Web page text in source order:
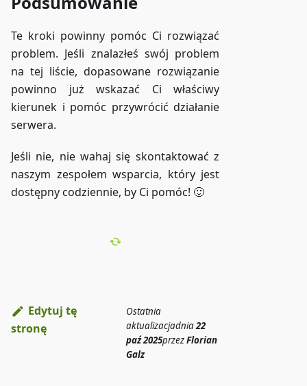
Te kroki powinny pomóc Ci rozwiązać
problem. Jeśli znalazłeś swój problem
na tej liście, dopasowane rozwiązanie
powinno już wskazać Ci właściwy
kierunek i pomóc przywrócić działanie
serwera.
Jeśli nie, nie wahaj się skontaktować z
naszym zespołem wsparcia, który jest
dostępny codziennie, by Ci pomóc! 🙂
Edytuj tę
stronę
Ostatnia
aktualizacjadnia22
paź 2025przezFlorian
Galz